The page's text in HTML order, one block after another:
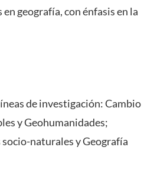
geografía, con énfasis en la
de investigación: Cambio
y Geohumanidades;
naturales y Geografía